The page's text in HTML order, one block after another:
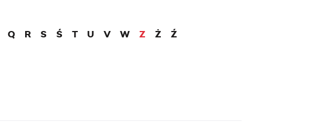
Q R S Ś T U V W Z Ż
Ź